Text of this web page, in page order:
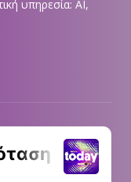
υπηρεσία: AI,